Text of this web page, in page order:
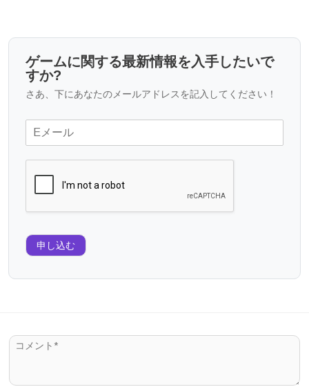
ゲームに関する最新情報を入手したいで
すか?
さあ、下にあなたのメールアドレスを記入してください！
申し込む